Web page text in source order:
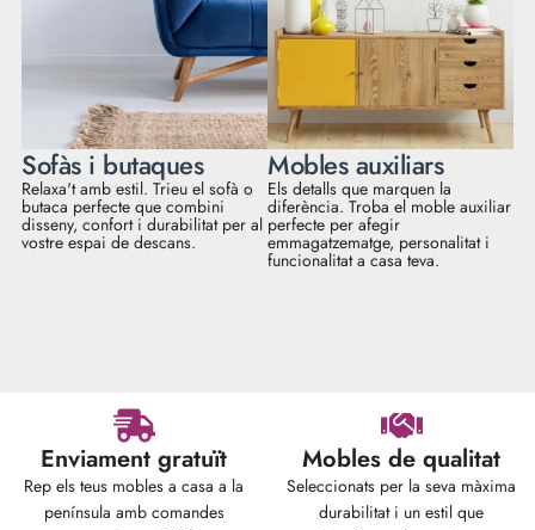
Sofàs i butaques
Relaxa't amb estil. Trieu el sofà o
butaca perfecte que combini
disseny, confort i durabilitat per al
vostre espai de descans.
Mobles auxiliars
Els detalls que marquen la
diferència. Troba el moble auxiliar
perfecte per afegir
emmagatzematge, personalitat i
funcionalitat a casa teva.
Enviament gratuït
Rep els teus mobles a casa a la
península amb comandes
Mobles de qualitat
Seleccionats per la seva màxima
durabilitat i un estil que